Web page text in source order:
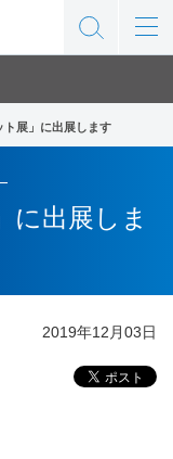
ト展」に出展します
に出展しま
2019年12月03日